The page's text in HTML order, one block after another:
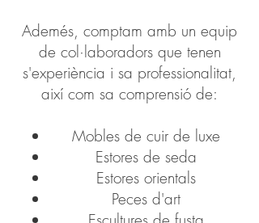
Ademés, comptam amb un equip
de col·laboradors que tenen
s'experiència i sa professionalitat,
així com sa comprensió de:
Mobles de cuir de luxe
Estores de seda
Estores orientals
Peces d'art